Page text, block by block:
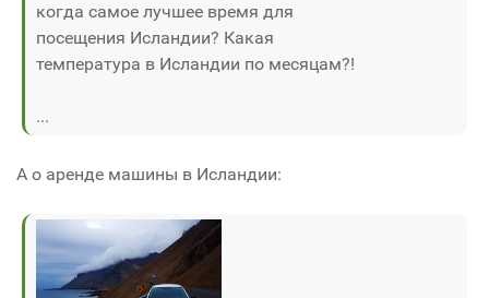
когда самое лучшее время для
посещения Исландии? Какая
температура в Исландии по месяцам?!
...
А о аренде машины в Исландии: